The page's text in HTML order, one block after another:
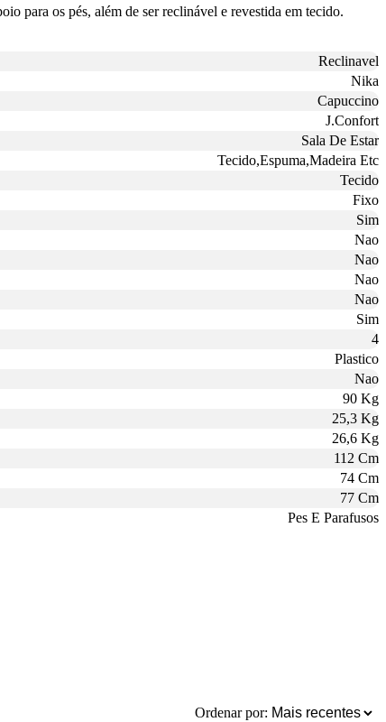
para os pés, além de ser reclinável e revestida em tecido.
Reclinavel
Nika
Capuccino
J.Confort
Sala De Estar
Tecido,Espuma,Madeira Etc
Tecido
Fixo
Sim
Nao
Nao
Nao
Nao
Sim
4
Plastico
Nao
90 Kg
25,3 Kg
26,6 Kg
112 Cm
74 Cm
77 Cm
Pes E Parafusos
Ordenar por: